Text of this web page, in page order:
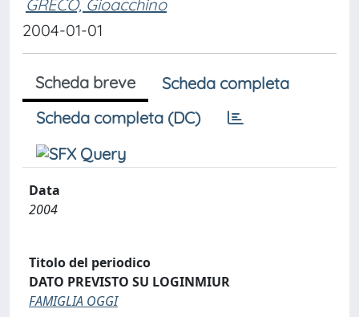
GRECO, Gioacchino
2004-01-01
Scheda breve
Scheda completa
Scheda completa (DC)
Data
2004
Titolo del periodico
DATO PREVISTO SU LOGINMIUR
FAMIGLIA OGGI